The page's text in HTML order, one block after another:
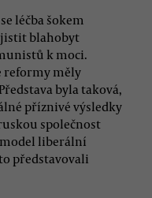
léčba šokem
blahobyt
k moci.
reformy měly
byla taková,
příznivé výsledky
společnost
liberální
představovali